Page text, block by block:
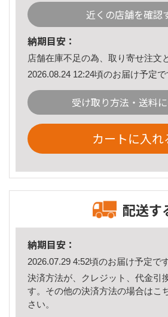
近くの店舗を確認
納期目安：
店舗在庫不足の為、取り寄せ注文
2026.08.24 12:24頃のお届け予定で
受け取り方法・送料
カートに入れ
配送す
納期目安：
2026.07.29 4:52頃のお届け予定です
決済方法が、クレジット、代金引
す。その他の決済方法の場合はこ
さい。